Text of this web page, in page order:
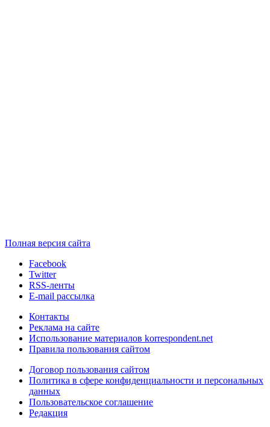
Полная версия сайта
Facebook
Twitter
RSS-ленты
E-mail рассылка
Контакты
Реклама на сайте
Использование материалов korrespondent.net
Правила пользования сайтом
Договор пользования сайтом
Политика в сфере конфиденциальности и персональных
данных
Пользовательское соглашение
Редакция